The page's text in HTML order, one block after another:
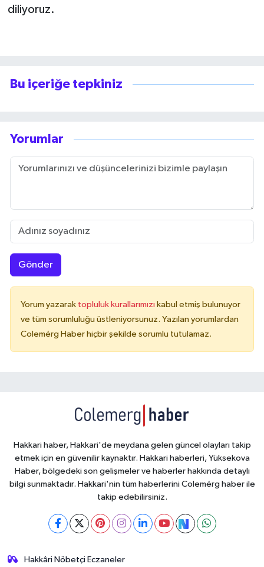
diliyoruz.
Bu içeriğe tepkiniz
Yorumlar
Gönder
Yorum yazarak topluluk kurallarımızı kabul etmiş bulunuyor
ve tüm sorumluluğu üstleniyorsunuz. Yazılan yorumlardan
Colemérg Haber hiçbir şekilde sorumlu tutulamaz.
Hakkari haber, Hakkari'de meydana gelen güncel olayları takip
etmek için en güvenilir kaynaktır. Hakkari haberleri, Yüksekova
Haber, bölgedeki son gelişmeler ve haberler hakkında detaylı
bilgi sunmaktadır. Hakkari'nin tüm haberlerini Colemérg haber ile
takip edebilirsiniz.
Hakkâri Nöbetçi Eczaneler